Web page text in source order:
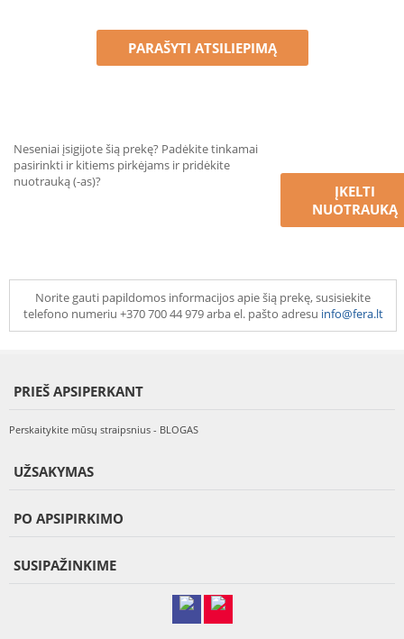
PARAŠYTI ATSILIEPIMĄ
Neseniai įsigijote šią prekę? Padėkite tinkamai
pasirinkti ir kitiems pirkėjams ir pridėkite
nuotrauką (-as)?
ĮKELTI
NUOTRAUKĄ
Norite gauti papildomos informacijos apie šią prekę, susisiekite
telefono numeriu +370 700 44 979 arba el. pašto adresu info@fera.lt
PRIEŠ APSIPERKANT
Perskaitykite mūsų straipsnius - BLOGAS
UŽSAKYMAS
PO APSIPIRKIMO
SUSIPAŽINKIME